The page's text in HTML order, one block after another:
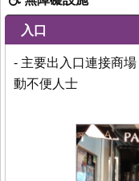
入口
- 主要出入口連接商
動不便人士